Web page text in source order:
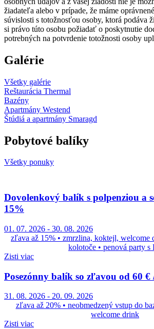
žiadateľa alebo v prípade, že máme
súvislosti s totožnosťou osoby, ktorá podáva
si právo túto osobu požiadať o poskytnutie
potrebných na potvrdenie totožnosti osoby
Galérie
Všetky galérie
Reštaurácia Thermal
Bazény
Apartmány Westend
Štúdiá a apartmány Smaragd
Pobytové balíky
Všetky ponuky
Dovolenkový balík s polpenziou a
15%
01. 07. 2026 - 30. 08. 2026
zľava až 15% • zmrzlina, koktejl, welcome
kolotoče • penová party s
Zisti viac
Posezónny balík so zľavou od 60 €
31. 08. 2026 - 20. 09. 2026
zľava až 20% • neobmedzený vstup do
welcome drink
Zisti viac